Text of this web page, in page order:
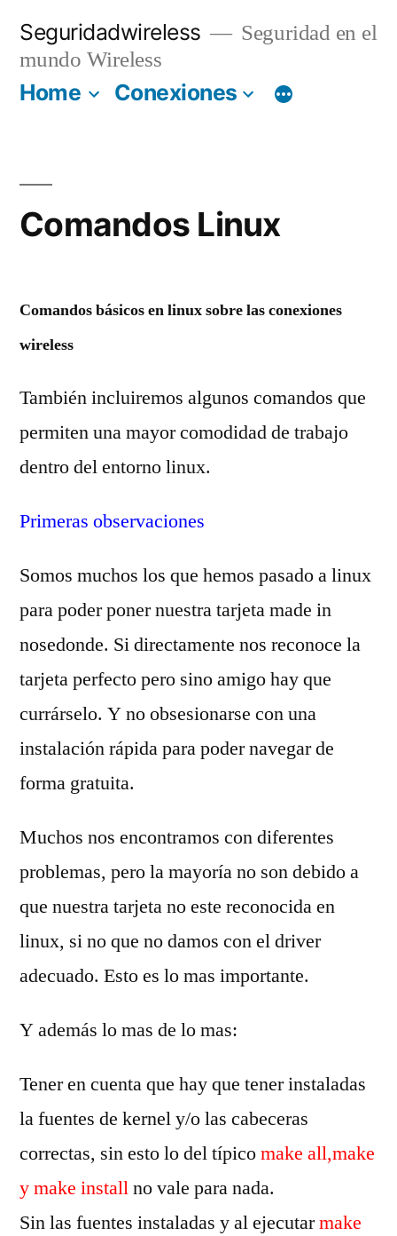
contenido
Seguridadwireless
Seguridad en el
mundo Wireless
Home Conexiones
Comandos Linux
Comandos básicos enlinux sobre las conexiones
wireless
También incluiremos algunos comandos que
permiten una mayor comodidad de trabajo
dentro del entorno linux.
Primeras observaciones
Somos muchos los que hemos pasado a linux
para poder poner nuestra tarjeta made in
nosedonde. Si directamente nos reconoce la
tarjeta perfecto pero sino amigo hay que
currárselo. Y no obsesionarse con una
instalación rápida para poder navegar de
forma gratuita.
Muchos nos encontramos con diferentes
problemas, pero la mayoría no son debido a
que nuestra tarjeta no este reconocida en
linux, si no que no damos con el driver
adecuado. Esto es lo mas importante.
Y además lo mas de lo mas:
Tener en cuenta que hay que tener instaladas
la fuentes de kernel y/o las cabeceras
correctas, sin esto lo del típicomake all,make
y make installno vale para nada.
Sin las fuentes instaladas y al ejecutarmake